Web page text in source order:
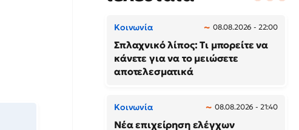
Κοινωνία 08.08.2026 - 22:00
Σπλαχνικό λίπος: Τι μπορείτε να
κάνετε για να το μειώσετε
αποτελεσματικά
Κοινωνία 08.08.2026 - 21:40
Νέα επιχείρηση ελέγχων